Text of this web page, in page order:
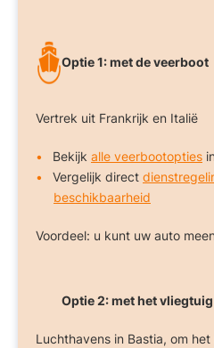
Optie 1: met de veerboot
Vertrek uit Frankrijk en Italië
Bekijk alle veerbootopties
Vergelijk direct
beschikbaarheid
Voordeel: u kunt uw auto
Optie 2: met het vliegtuig
Luchthavens in Bastia, om